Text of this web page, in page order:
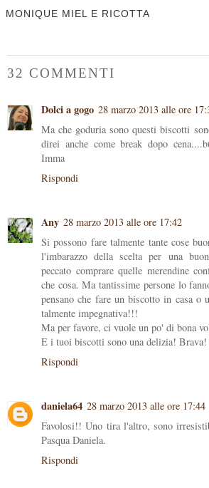
MONIQUE MIEL E RICOTTA
32 COMMENTI
Dolci a gogo 28 marzo 2013 alle ore
Ma che goduria sono questi biscotti
direi anche come break dopo
Imma
Rispondi
Any 28 marzo 2013 alle ore 17:42
Si possono fare talmente tante cose
l'imbarazzo della scelta per una
peccato comprare quelle merendine
che cosa. Ma tantissime persone lo
pensano che fare un biscotto in casa o
talmente impegnativa!!!
Ma per favore, ci vuole un po' di bona
E i tuoi biscotti sono una delizia! Brava!
Rispondi
daniela64 28 marzo 2013 alle ore 17:44
Favolosi!! Uno tira l'altro, sono
Pasqua Daniela.
Rispondi